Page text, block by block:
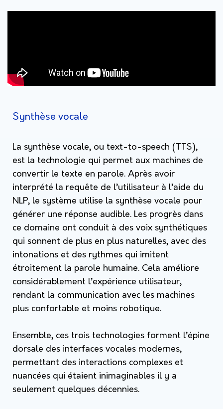
Synthèse vocale
La synthèse vocale, ou text-to-speech (TTS),
est la technologie qui permet aux machines de
convertir le texte en parole. Après avoir
interprété la requête de l’utilisateur à l’aide du
NLP, le système utilise la synthèse vocale pour
générer une réponse audible. Les progrès dans
ce domaine ont conduit à des voix synthétiques
qui sonnent de plus en plus naturelles, avec des
intonations et des rythmes qui imitent
étroitement la parole humaine. Cela améliore
considérablement l’expérience utilisateur,
rendant la communication avec les machines
plus confortable et moins robotique.
Ensemble, ces trois technologies forment l’épine
dorsale des interfaces vocales modernes,
permettant des interactions complexes et
nuancées qui étaient inimaginables il y a
seulement quelques décennies.